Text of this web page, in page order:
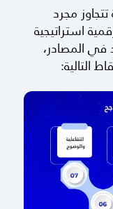
مجرد
استراتيجية
في المصادر،
التالية: